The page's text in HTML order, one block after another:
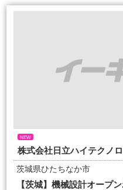
NEW
株式会社日立ハイテクノ
茨城県ひたちなか市
【茨城】機械設計オープ